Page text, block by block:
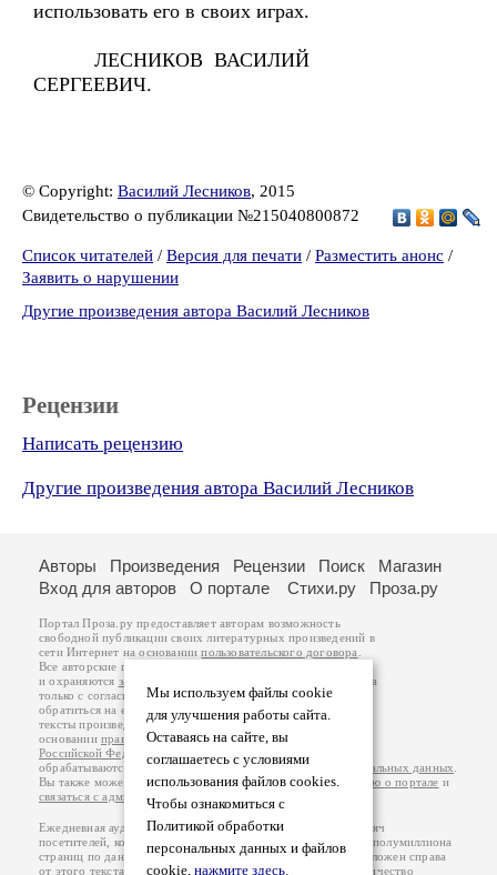
использовать его в своих играх.
ЛЕСНИКОВ ВАСИЛИЙ
СЕРГЕЕВИЧ.
© Copyright: Василий Лесников, 2015
Свидетельство о публикации №215040800872
Список читателей / Версия для печати / Разместить анонс /
Заявить о нарушении
Другие произведения автора Василий Лесников
Рецензии
Написать рецензию
Другие произведения автора Василий Лесников
Мы используем файлы cookie
для улучшения работы сайта.
Оставаясь на сайте, вы
соглашаетесь с условиями
использования файлов cookies.
Чтобы ознакомиться с
Политикой обработки
персональных данных и файлов
cookie, нажмите здесь.
Авторы Произведения Рецензии Поиск
Магазин
Вход для авторов
О портале Стихи.ру Проза.ру
Портал Проза.ру предоставляет авторам возможность
свободной публикации своих литературных произведений в
сети Интернет на основаниипользовательского договора
Все авторские права на произведения принадлежат авторам
и охраняются законом
. Перепечатка произведений возможна
только с согласия его автора, к которому вы можете
обратиться на его авторской странице. Ответственность за
тексты произведений авторы несут самостоятельно на
основанииправил публикацииизаконодательства
Российской Федерации
обрабатываются на основанииПолитики обработки персональных данных
Вы также можете посмотреть более подробнуюинформацию о портале и
связаться с администрацией
Ежедневная аудитория портала Проза.ру – порядка 100 тысяч
посетителей, которые в общей сумме просматривают более полумиллиона
страниц по данным счетчика посещаемости, который расположен справа
от этого текста. В каждой графе указано по две цифры: количество